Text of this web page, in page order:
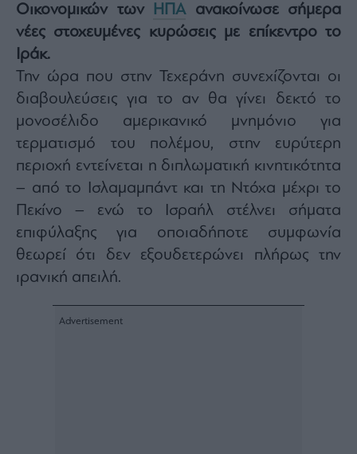
Μετοχές
Αγορές
Trader's
book
Buy-
Hold-
The
Value
Investor
Crypto
Χρηματιστηριακές
Ανακοινώσεις
Οικονομικών των
ΗΠΑανακοίνωσε σήμερα
νέες στοχευμένες κυρώσεις με επίκεντρο το
Ιράκ.
Την ώρα που στην Τεχεράνη συνεχίζονται οι
διαβουλεύσεις για το αν θα γίνει δεκτό το
μονοσέλιδο αμερικανικό μνημόνιο για
τερματισμό του πολέμου, στην ευρύτερη
περιοχή εντείνεται η διπλωματική κινητικότητα
– από το Ισλαμαμπάντ και τη Ντόχα μέχρι το
Πεκίνο – ενώ το Ισραήλ στέλνει σήματα
επιφύλαξης για οποιαδήποτε συμφωνία
θεωρεί ότι δεν εξουδετερώνει πλήρως την
ιρανική απειλή.